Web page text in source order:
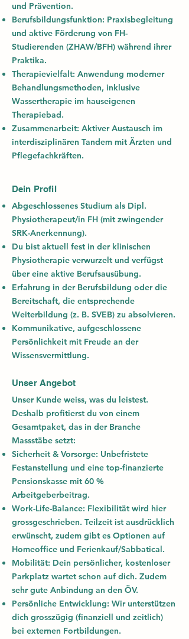
und Prävention.
Berufsbildungsfunktion: Praxisbegleitung
und aktive Förderung von FH-
Studierenden (ZHAW/BFH) während ihrer
Praktika.
Therapievielfalt: Anwendung moderner
Behandlungsmethoden, inklusive
Wassertherapie im hauseigenen
Therapiebad.
Zusammenarbeit: Aktiver Austausch im
interdisziplinären Tandem mit Ärzten und
Pflegefachkräften.
Dein Profil
Abgeschlossenes Studium als Dipl.
Physiotherapeut/in FH (mit zwingender
SRK-Anerkennung).
Du bist aktuell fest in der klinischen
Physiotherapie verwurzelt und verfügst
über eine aktive Berufsausübung.
Erfahrung in der Berufsbildung oder die
Bereitschaft, die entsprechende
Weiterbildung (z. B. SVEB) zu absolvieren.
Kommunikative, aufgeschlossene
Persönlichkeit mit Freude an der
Wissensvermittlung.
Unser Angebot
Unser Kunde weiss, was du leistest.
Deshalb profitierst du von einem
Gesamtpaket, das in der Branche
Massstäbe setzt:
Sicherheit & Vorsorge: Unbefristete
Festanstellung und eine top-finanzierte
Pensionskasse mit 60 %
Arbeitgeberbeitrag.
Work-Life-Balance: Flexibilität wird hier
grossgeschrieben. Teilzeit ist ausdrücklich
erwünscht, zudem gibt es Optionen auf
Homeoffice und Ferienkauf/Sabbatical.
Mobilität: Dein persönlicher, kostenloser
Parkplatz wartet schon auf dich. Zudem
sehr gute Anbindung an den ÖV.
Persönliche Entwicklung: Wir unterstützen
dich grosszügig (finanziell und zeitlich)
bei externen Fortbildungen.